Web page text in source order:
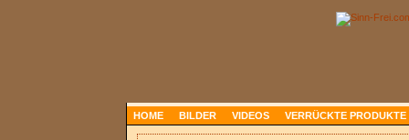
HOME BILDER VIDEOS VERRÜCKTE PRODUKTE